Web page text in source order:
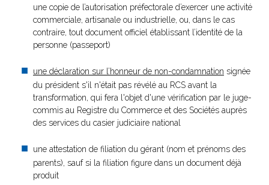
une copie de l’autorisation préfectorale d’exercer une activité
commerciale, artisanale ou industrielle, ou, dans le cas
contraire, tout document officiel établissant l’identité de la
personne (passeport)
une déclaration sur l’honneur de non-condamnation signée
du président s'il n'était pas révélé au RCS avant la
transformation, qui fera l'objet d'une vérification par le juge-
commis au Registre du Commerce et des Sociétés auprès
des services du casier judiciaire national
une attestation de filiation du gérant (nom et prénoms des
parents), sauf si la filiation figure dans un document déjà
produit